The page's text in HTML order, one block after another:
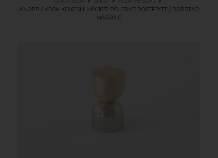
KNOPP / KROK KOKESHI MIX 1832 POLERAT ROSTFRITT / BORSTAD
MÄSSING